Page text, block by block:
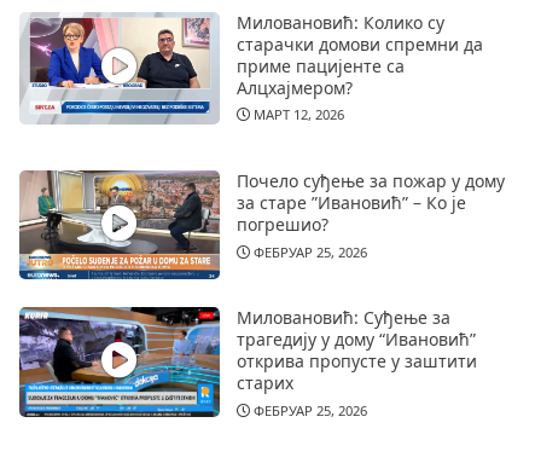
Миловановић: Колико су
старачки домови спремни да
приме пацијенте са
Алцхајмером?
МАРТ 12, 2026
Почело суђење за пожар у дому
за старе ”Ивановић” – Ко је
погрешио?
ФЕБРУАР 25, 2026
Миловановић: Суђење за
трагедију у дому “Ивановић”
открива пропусте у заштити
старих
ФЕБРУАР 25, 2026